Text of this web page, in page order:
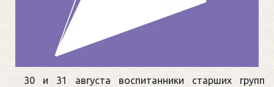
30 и 31 августа воспитанники старших групп